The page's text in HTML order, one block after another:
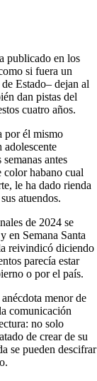
publicado en los
si fuera un
Estado– dejan al
dan pistas del
cuatro años.
por él mismo
adolescente
antes
color habano cual
le ha dado rienda
atuendos.
de 2024 se
en Semana Santa
reivindicó diciendo
parecía estar
o por el país.
menor de
comunicación
no solo
de crear de su
se pueden descifrar